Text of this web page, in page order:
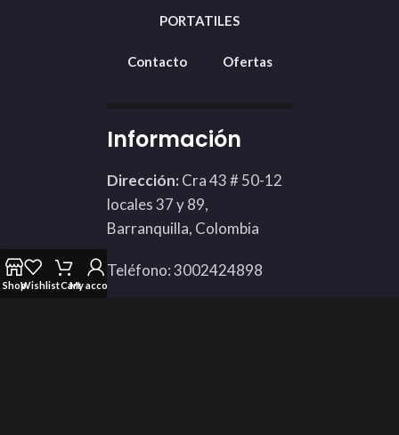
PORTATILES
Contacto Ofertas
Información
Dirección: Cra 43 # 50-12
locales 37 y 89,
Barranquilla, Colombia
Teléfono: 3002424898
ShopWishlistCartMy account